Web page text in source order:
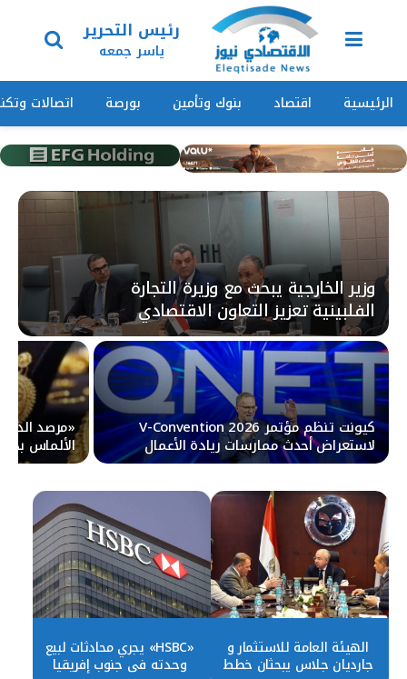
رئيس التحرير
ياسر جمعه
الرئيسية اقتصاد بنوك وتأمين بورصة اتصالات
وزير الخارجية يبحث مع وزيرة التجارة
الفلبينية تعزيز التعاون الاقتصادي
والتجاري
كيونت تنظم مؤتمر V-Convention 2026
لاستعراض أحدث ممارسات ريادة الأعمال
المسؤولة
الألماس
الهيئة العامة للاستثمار و
جارديان جلاس يبحثان خطط
«HSBC» يجري محادثات لبيع
وحدته في جنوب إفريقيا